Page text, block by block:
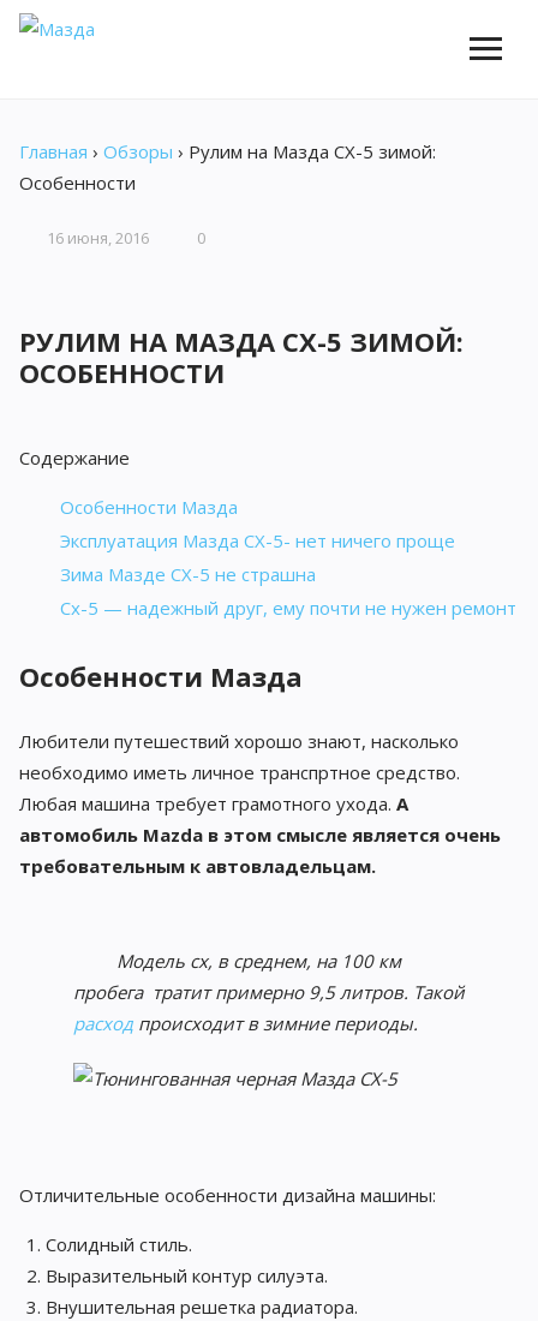
Главная › Обзоры › Рулим на Мазда CX-5 зимой:
Особенности
16 июня, 2016 0
РУЛИМ НА МАЗДА CX-5 ЗИМОЙ:
ОСОБЕННОСТИ
Содержание
Особенности Мазда
Эксплуатация Мазда CX-5- нет ничего проще
Зима Мазде CX-5 не страшна
Cx-5 — надежный друг, ему почти не нужен ремонт
Особенности Мазда
Любители путешествий хорошо знают, насколько
необходимо иметь личное транспртное средство.
Любая машина требует грамотного ухода. А
автомобиль Mazda в этом смысле является очень
требовательным к автовладельцам.
Модель cx, в среднем, на 100 км
пробега тратит примерно 9,5 литров. Такой
расходпроисходит в зимние периоды.
Отличительные особенности дизайна машины:
Солидный стиль.
Выразительный контур силуэта.
Внушительная решетка радиатора.